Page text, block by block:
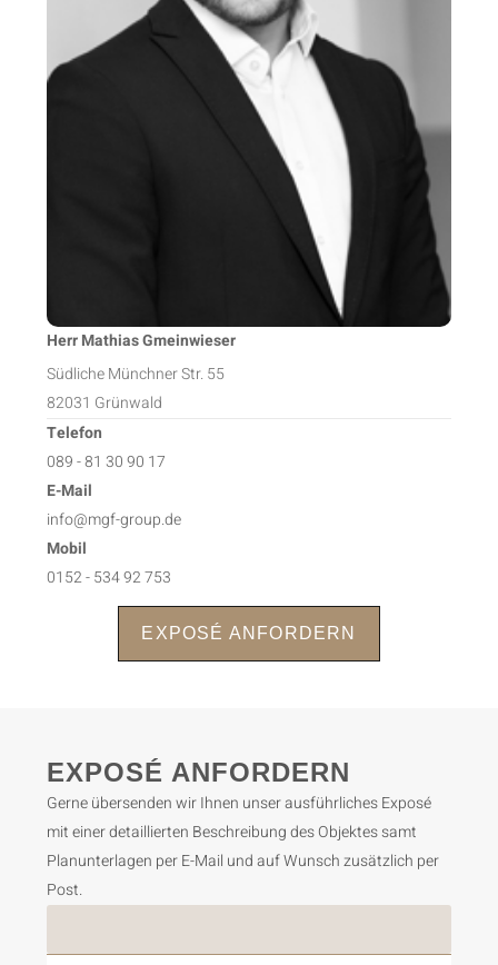
Herr Mathias Gmeinwieser
Südliche Münchner Str. 55
82031 Grünwald
Telefon
089 - 81 30 90 17
E-Mail
info@mgf-group.de
Mobil
0152 - 534 92 753
Kontakt aufnehmen
EXPOSÉ ANFORDERN
EXPOSÉ ANFORDERN
Gerne übersenden wir Ihnen unser ausführliches Exposé
mit einer detaillierten Beschreibung des Objektes samt
Planunterlagen per E-Mail und auf Wunsch zusätzlich per
Post.